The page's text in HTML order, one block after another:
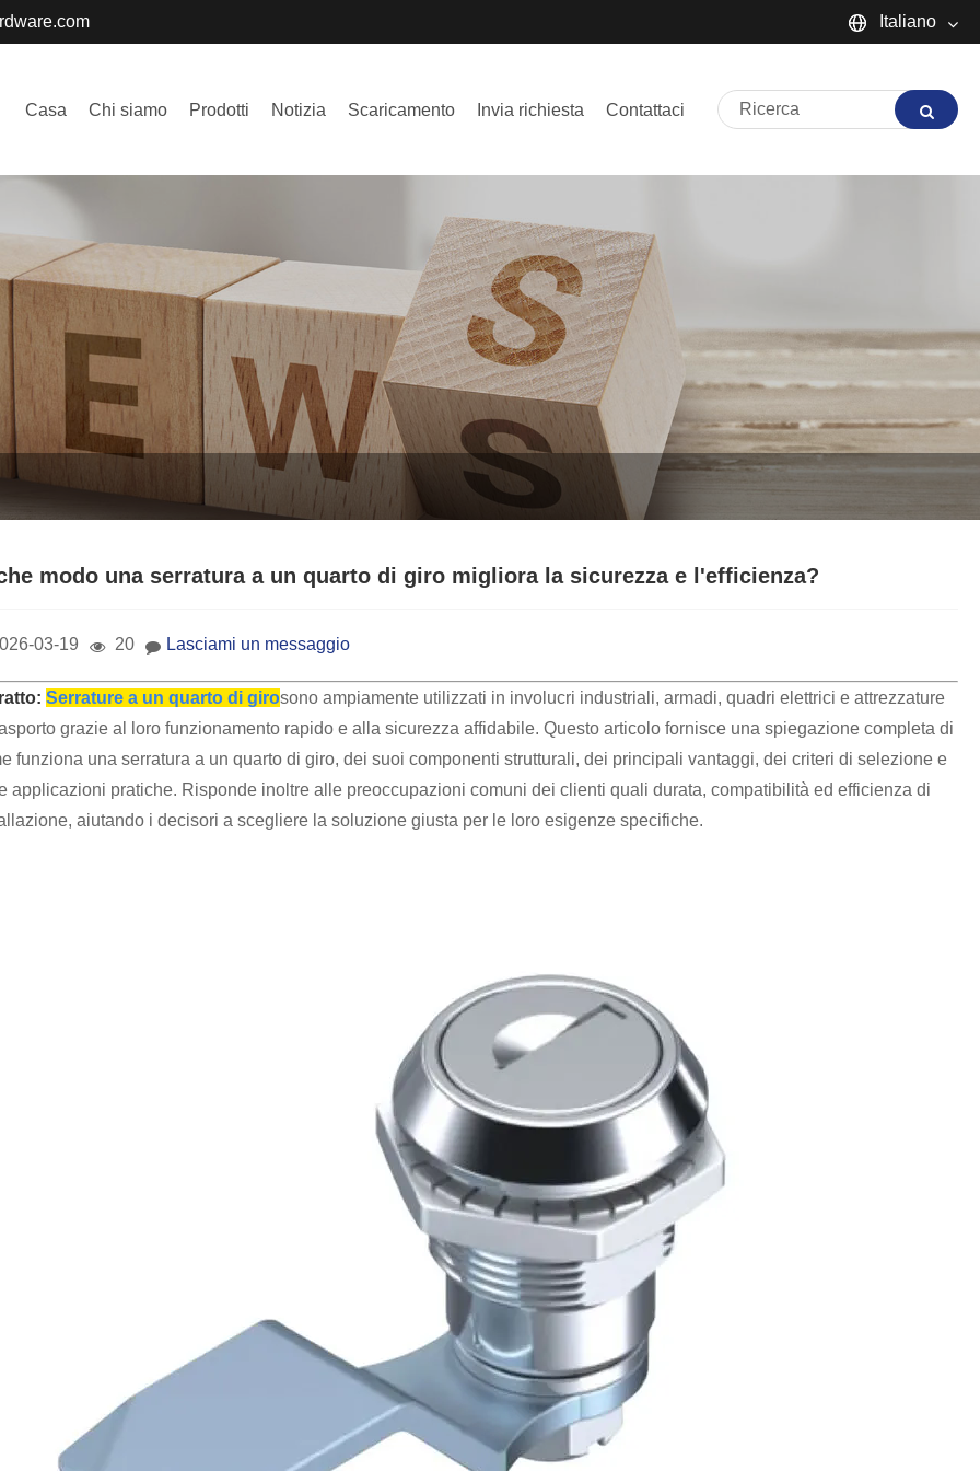
Italiano
Deutsch
Italiano
Svenska
Malay
Casa Chi siamo Prodotti Notizia Scaricamento Invia richiesta Contattaci
modo una serratura a un quarto di giro migliora la sicurezza e l'efficienza?
03-19 20 Lasciami un messaggio
Serrature a un quarto di girosono ampiamente utilizzati in involucri industriali, armadi, quadri elettrici e attrezzature
grazie al loro funzionamento rapido e alla sicurezza affidabile. Questo articolo fornisce una spiegazione completa di
funziona una serratura a un quarto di giro, dei suoi componenti strutturali, dei principali vantaggi, dei criteri di selezione e
applicazioni pratiche. Risponde inoltre alle preoccupazioni comuni dei clienti quali durata, compatibilità ed efficienza di
aiutando i decisori a scegliere la soluzione giusta per le loro esigenze specifiche.